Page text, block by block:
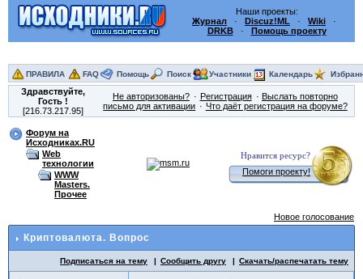
Наши проекты:
Журнал · Discuz!ML · Wiki ·
DRKB· Помощь проекту
ПРАВИЛА FAQ Помощь Поиск Участники Календарь
Здравствуйте,
Гость!
[216.73.217.95]
Не авторизованы? Регистрация
Выслать повторно
письмо для активации
Что даёт регистрация на форуме?
Форум на
Исходниках.RU
Web
технологии
WWW
Masters.
Прочее
Нравится ресурс?
Помоги проекту!
Новое голосование
Криптовалюта. Вопрос
Подписаться на тему Сообщить другу Скачать/распечатать тему